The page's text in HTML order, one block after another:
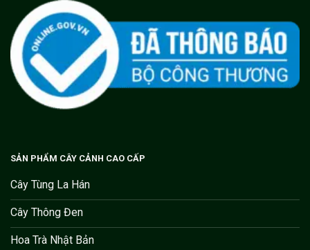
SẢN PHẨM CÂY CẢNH CAO CẤP
Cây Tùng La Hán
Cây Thông Đen
Hoa Trà Nhật Bản